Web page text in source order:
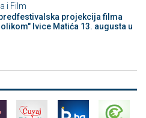
i Film
projekcija filma
Ivice Matića 13. augusta u